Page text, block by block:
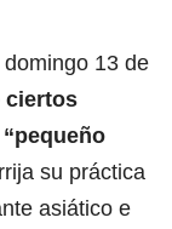
domingo 13 de
ciertos
su práctica
asiático e